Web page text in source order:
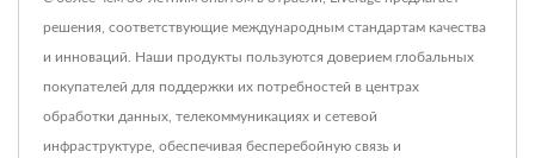
решения, соответствующие международным стандартам качества
и инноваций. Наши продукты пользуются доверием глобальных
покупателей для поддержки их потребностей в центрах
обработки данных, телекоммуникациях и сетевой
инфраструктуре, обеспечивая бесперебойную связь и